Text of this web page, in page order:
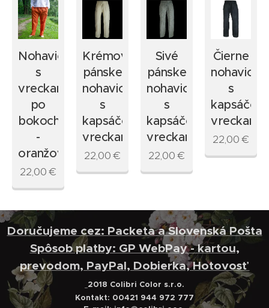
Nohavice
s
vreckami
po
bokoch
-
oranžové
22,00€
Krémové
pánske
nohavice
s
kapsáčovými
vreckami
22,00€
Sivé
pánske
nohavice
s
kapsáčovými
vreckami
22,00€
Čierne
nohavice
s
vreckami
22,00€
Doručujeme cez: Packeta a Slovenská Pošta
Spôsob platby: GP WebPay - kartou,
prevodom, PayPal, Dobierka, Hotovosť
2018 Colibri Color s.r.o.
Kontakt: 00421 944 972 777